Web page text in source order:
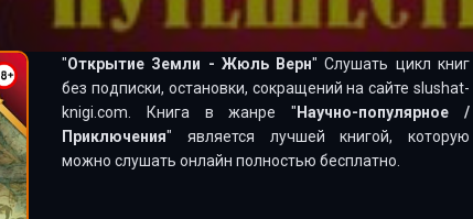
"Открытие Земли - Жюль Верн" Слушать цикл книг
без подписки, остановки, сокращений на сайте slushat-
knigi.com. Книга в жанре " Научно-популярное /
Приключения" является лучшей книгой, которую
можно слушать онлайн полностью бесплатно.